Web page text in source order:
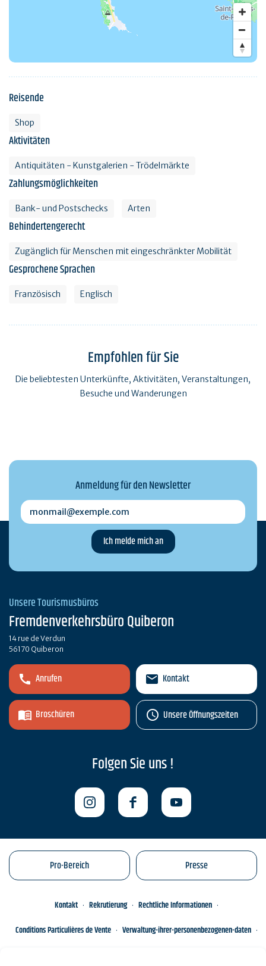
Reisende
Shop
Aktivitäten
Antiquitäten - Kunstgalerien - Trödelmärkte
Zahlungsmöglichkeiten
Bank- und Postschecks Arten
Behindertengerecht
Zugänglich für Menschen mit eingeschränkter Mobilität
Gesprochene Sprachen
Französisch Englisch
Empfohlen für Sie
Die beliebtesten Unterkünfte, Aktivitäten, Veranstaltungen,
Besuche und Wanderungen
Anmeldung für den Newsletter
monmail@exemple.com
Unsere Tourismusbüros
Fremdenverkehrsbüro Quiberon
14 rue de Verdun
56170 Quiberon
Anrufen
Broschüren
Kontakt
Unsere Öffnungszeiten
Folgen Sie uns !
Pro-Bereich Presse
Kontakt Rekrutierung
Rechtliche Informationen
Conditions Particulières de Vente
Verwaltung-ihrer-personenbezogenen-daten